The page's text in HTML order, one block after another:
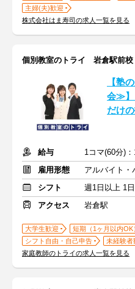
主婦(夫)歓迎
株式会社はま寿司の求人一覧を見る
個別教室のトライ 岩倉駅前校
【塾
会≫】
だけ
給与
1コマ(60分)
雇用形態
アルバイト・
シフト
週1日以上 1
アクセス
岩倉駅
大学生歓迎 短期（1ヶ月以内OK
シフト自由・自己申告
未経験者
家庭教師のトライの求人一覧を見る